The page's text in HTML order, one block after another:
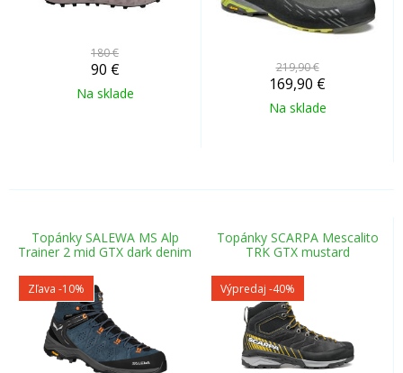
180 €
90 €
Na sklade
219,90 €
169,90 €
Na sklade
Topánky SALEWA MS Alp
Trainer 2 mid GTX dark denim
Zľava -10%
Topánky SCARPA Mescalito
TRK GTX mustard
Výpredaj -40%